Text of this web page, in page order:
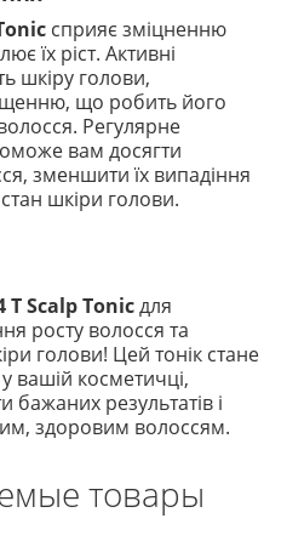
сприяє зміцненню
їх ріст. Активні
шкіру голови,
що робить його
Регулярне
вам досягти
зменшити їх випадіння
шкіри голови.
T Scalp Tonicдля
росту волосся та
голови! Цей тонік стане
вашій косметичці,
результатів і
здоровим волоссям.
товары